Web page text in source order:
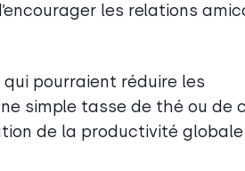
les relations
qui pourraient réduire les
simple tasse de thé ou de
de la productivité globale